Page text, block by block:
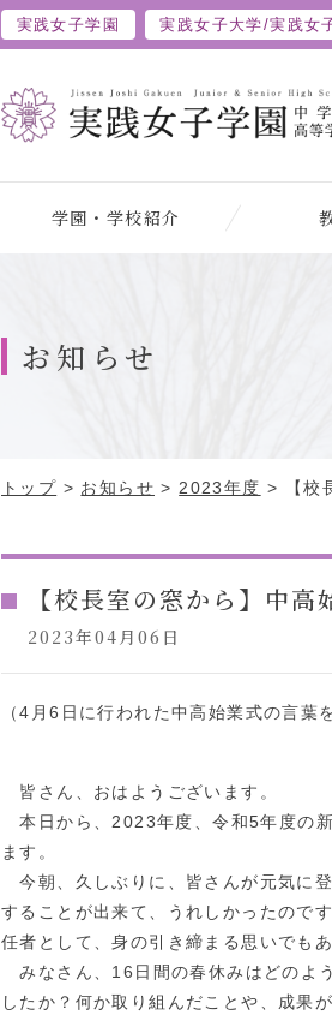
実践女子学園 実践女子大学/実践女
学園・学校紹介
お知らせ
トップ > お知らせ > 2023年度 > 【
【校長室の窓から】中高
2023年04月06日
（4月6日に行われた中高始業式の言葉
皆さん、おはようございます。
本日から、2023年度、令和5年度の
ます。
今朝、久しぶりに、皆さんが元気に
することが出来て、うれしかったので
任者として、身の引き締まる思いでもあ
みなさん、16日間の春休みはどのよ
したか？何か取り組んだことや、成果